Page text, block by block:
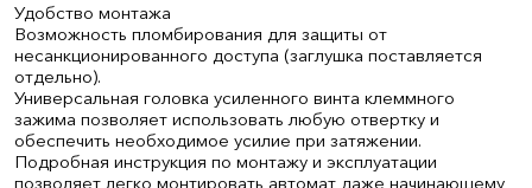
Удобство монтажа
Возможность пломбирования для защиты от
несанкционированного доступа (заглушка поставляется
отдельно).
Универсальная головка усиленного винта клеммного
зажима позволяет использовать любую отвертку и
обеспечить необходимое усилие при затяжении.
Подробная инструкция по монтажу и эксплуатации
позволяет легко монтировать автомат даже начинающему